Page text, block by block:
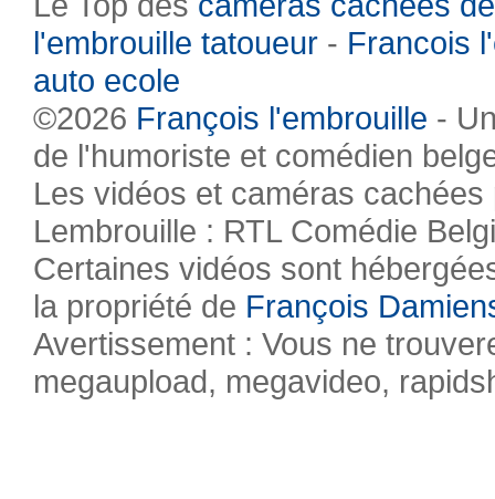
l'embrouille tatoueur - Francois
auto ecole
©2026 François l'embrouille -
de l'humoriste et comédien
Les vidéos et caméras
Lembrouille : RTL Comédie
Certaines vidéos sont
la propriété de François
Avertissement : Vous ne
megaupload, megavideo,